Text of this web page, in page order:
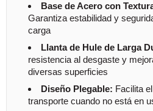
Base de Acero con
Garantiza estabilidad y
carga
Llanta de Hule de Larga
resistencia al desgaste y
diversas superficies
Diseño Plegable: Facilita
transporte cuando no está en